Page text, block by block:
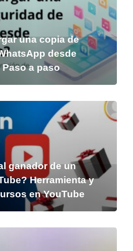
una copia de
desde
a paso
ganador de un
Herramienta y
en YouTube